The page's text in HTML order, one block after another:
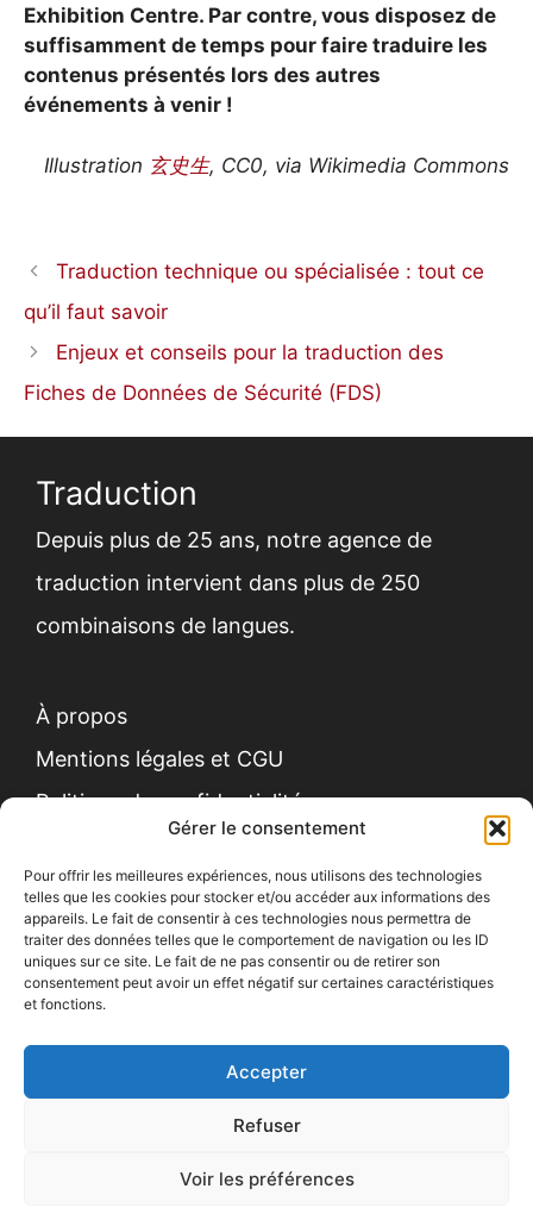
Gérer le consentement
Pour offrir les meilleures expériences, nous utilisons des technologies
telles que les cookies pour stocker et/ou accéder aux informations des
appareils. Le fait de consentir à ces technologies nous permettra de
traiter des données telles que le comportement de navigation ou les ID
uniques sur ce site. Le fait de ne pas consentir ou de retirer son
consentement peut avoir un effet négatif sur certaines caractéristiques
et fonctions.
Accepter
Refuser
Voir les préférences
Exhibition Centre. Par contre, vous disposez de
suffisamment de temps pour faire traduire les
contenus présentés lors des autres
événements à venir !
Illustration 玄史生, CC0, via Wikimedia Commons
Traduction technique ou spécialisée : tout ce
qu’il faut savoir
Enjeux et conseils pour la traduction des
Fiches de Données de Sécurité (FDS)
Traduction
Depuis plus de 25 ans, notre agence de
traduction intervient dans plus de 250
combinaisons de langues.
À propos
Mentions légales et CGU
Politique de confidentialité
Contact
Recrutement
Devis gratuit